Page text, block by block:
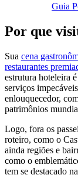
Guia
Por que
Sua cena
restaurantes
estrutura hoteleira
serviços
enlouquecedor,
patrimônios
Logo, fora os
roteiro, como o
ainda regiões e
como o
tem se destacado